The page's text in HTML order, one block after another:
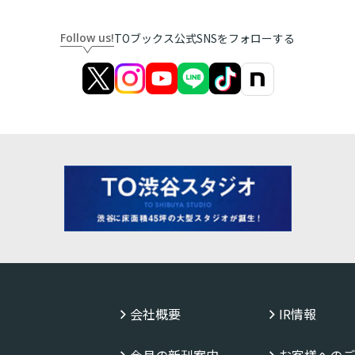
Follow us!TOブックス公式SNSをフォローする
会社概要 IR情報